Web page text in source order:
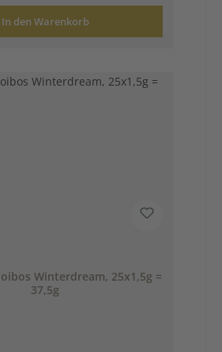
In den Warenkorb
Winterdream, 25x1,5g =
37,5g